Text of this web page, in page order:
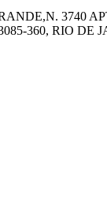
3740
360, RIO DE